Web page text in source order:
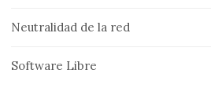
Neutralidad de la red
Software Libre